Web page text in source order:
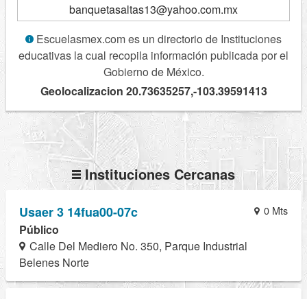
banquetasaltas13@yahoo.com.mx
Escuelasmex.com es un directorio de Instituciones
educativas la cual recopila información publicada por el
Gobierno de México.
Geolocalizacion 20.73635257,-103.39591413
Instituciones Cercanas
0 Mts
Usaer 3 14fua00-07c
Público
Calle Del Mediero No. 350, Parque Industrial
Belenes Norte